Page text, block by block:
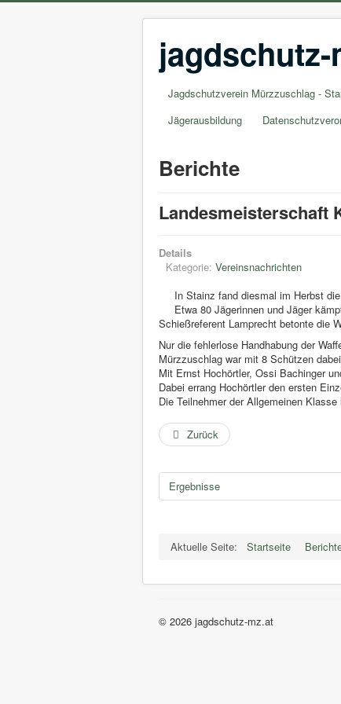
jagdschutz-
Jagdschutzverein Mürzzuschlag -
Jägerausbildung
Berichte
Landesmeisterschaft
Details
Kategorie: Vereinsnachrichten
In Stainz fand diesmal im Herbst
Etwa 80 Jägerinnen und Jäger
Schießreferent Lamprecht betonte die
Nur die fehlerlose Handhabung der
Mürzzuschlag war mit 8 Schützen
Mit Ernst Hochörtler, Ossi Bachinger
Dabei errang Hochörtler den ersten
Die Teilnehmer der Allgemeinen
Zurück
Ergebnisse
Aktuelle Seite: Startseite
© 2026 jagdschutz-mz.at